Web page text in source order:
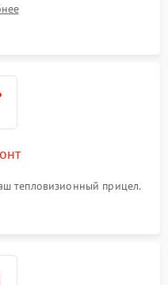
тепловизионный прицел.